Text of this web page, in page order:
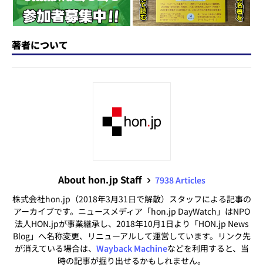
著者について
About hon.jp Staff
7938 Articles
株式会社hon.jp（2018年3月31日で解散）スタッフによる記事の
アーカイブです。ニュースメディア「hon.jp DayWatch」はNPO
法人HON.jpが事業継承し、2018年10月1日より「HON.jp News
Blog」へ名称変更、リニューアルして運営しています。リンク先
が消えている場合は、 Wayback Machineなどを利用すると、当
時の記事が掘り出せるかもしれません。